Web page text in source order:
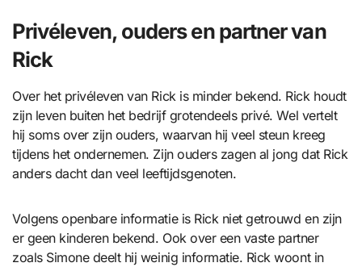
Privéleven, ouders en partner van
Rick
Over het privéleven van Rick is minder bekend. Rick houdt
zijn leven buiten het bedrijf grotendeels privé. Wel vertelt
hij soms over zijn ouders, waarvan hij veel steun kreeg
tijdens het ondernemen. Zijn ouders zagen al jong dat Rick
anders dacht dan veel leeftijdsgenoten.
Volgens openbare informatie is Rick niet getrouwd en zijn
er geen kinderen bekend. Ook over een vaste partner
zoals Simone deelt hij weinig informatie. Rick woont in